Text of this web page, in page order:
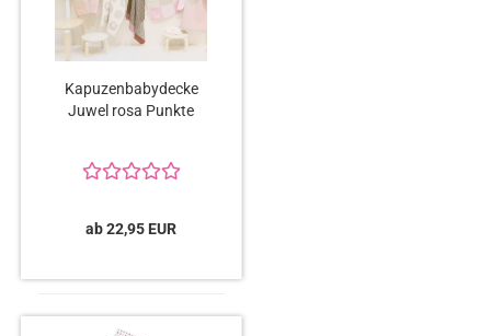
Kapuzenbabydecke
Juwel rosa Punkte
ab 22,95 EUR